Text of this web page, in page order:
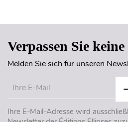
Verpassen Sie
Melden Sie sich für unseren
Ihre E-Mail-Adresse wird